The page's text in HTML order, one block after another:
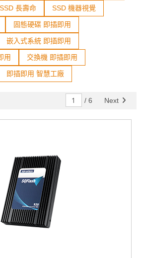
SSD 長壽命 SSD 機器視覺
固態硬碟 即插即用
嵌入式系統 即插即用
用 交換機 即插即用
即插即用 智慧工廠
/ 6 Next